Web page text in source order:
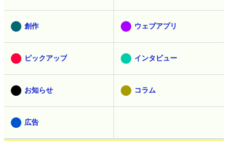
創作 ウェブアプリ
ピックアップ インタビュー
お知らせ コラム
広告